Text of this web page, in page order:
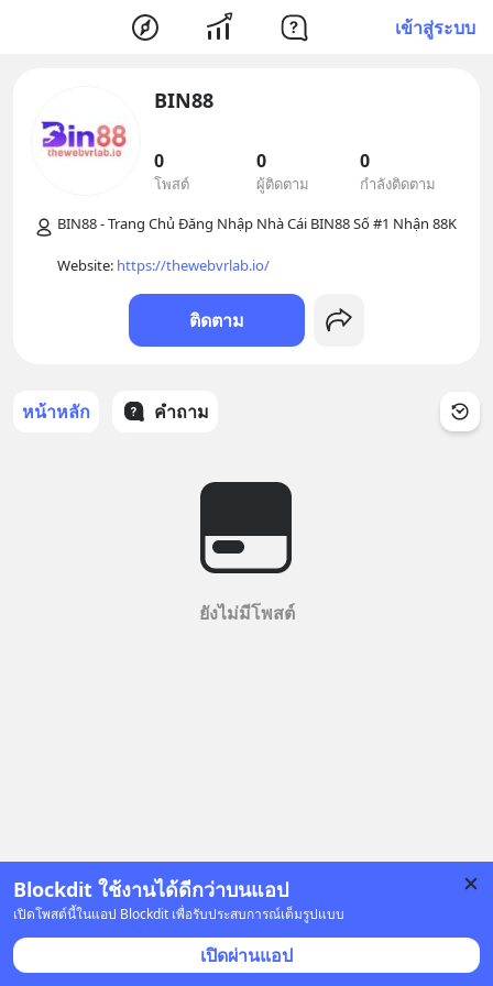
เข้าสู่ระบบ
Blockdit ใช้งานได้ดีกว่าบนแอป
เปิดโพสต์นี้ในแอป Blockdit เพื่อรับประสบการณ์เต็มรูปแบบ
เปิดผ่านแอป
BIN88
0
โพสต์
0
ผู้ติดตาม
0
กำลังติดตาม
BIN88 - Trang Chủ Đăng Nhập Nhà Cái BIN88 Số #1 Nhận 88K
Website: https://thewebvrlab.io/
ติดตาม
หน้าหลัก คำถาม
ยังไม่มีโพสต์